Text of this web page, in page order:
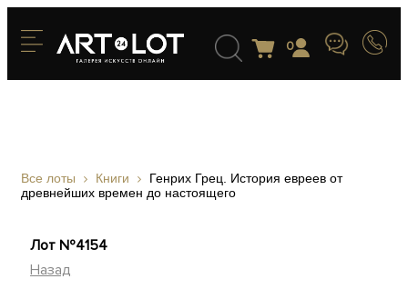
0
Все лоты Книги
Генрих Грец. История евреев от
древнейших времен до настоящего
Лот №4154
Назад